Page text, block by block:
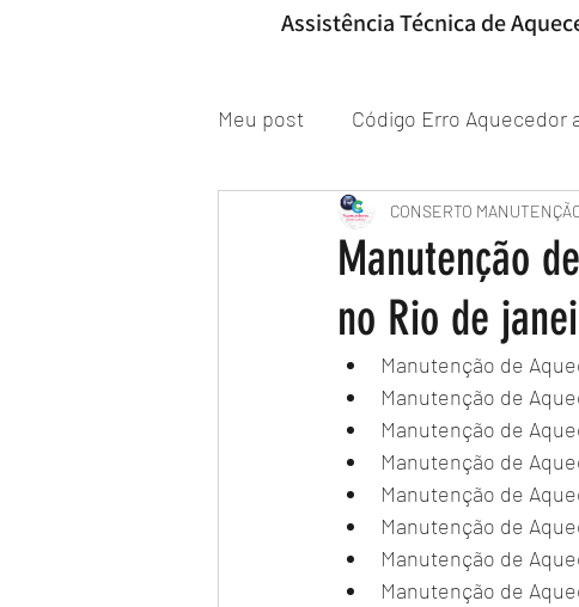
Assistência Técnica de
Meu post Código Erro Aquecedor
"ZONA NORTE RJ"
Reparo de Aquecedor a Gás
Manutenção
no Rio de
CONSERTO
Manutenção de
Manutenção de
Manutenção de
Manutenção de
Manutenção de
Manutenção de
Manutenção de
Manutenção de